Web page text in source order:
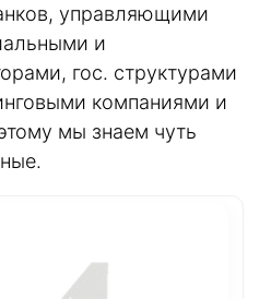
управляющими
и
гос. структурами
компаниями и
мы знаем чуть